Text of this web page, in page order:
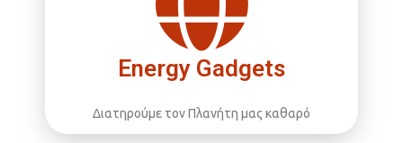
Energy Gadgets
Διατηρούμε τον Πλανήτη μας καθαρό